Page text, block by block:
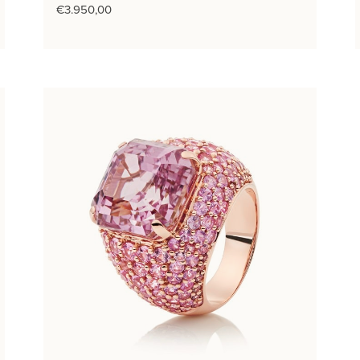
€3.950,00